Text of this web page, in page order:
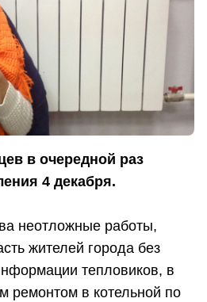
в очередной раз
4 декабря.
неотложные работы,
жителей города без
тепловиков, в
ремонтом в котельной по